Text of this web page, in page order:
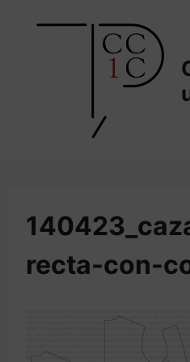
recta-con-